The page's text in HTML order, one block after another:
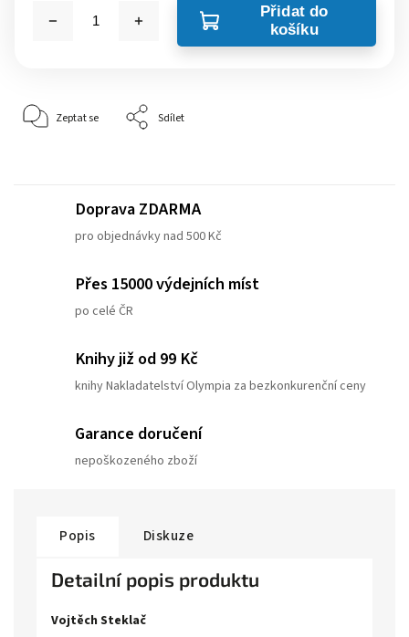
Přidat do
košíku
Zeptat se Sdílet
Doprava ZDARMA
pro objednávky nad 500 Kč
Přes 15000 výdejních míst
po celé ČR
Knihy již od 99 Kč
knihy Nakladatelství Olympia za bezkonkurenční ceny
Garance doručení
nepoškozeného zboží
Popis Diskuze
Detailní popis produktu
Vojtěch Steklač